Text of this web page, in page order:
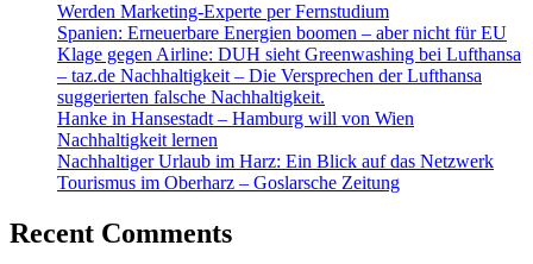
Werden Marketing-Experte per Fernstudium
Spanien: Erneuerbare Energien boomen – aber nicht für EU
Klage gegen Airline: DUH sieht Greenwashing bei Lufthansa
– taz.de Nachhaltigkeit – Die Versprechen der Lufthansa
suggerierten falsche Nachhaltigkeit.
Hanke in Hansestadt – Hamburg will von Wien
Nachhaltigkeit lernen
Nachhaltiger Urlaub im Harz: Ein Blick auf das Netzwerk
Tourismus im Oberharz – Goslarsche Zeitung
Recent Comments